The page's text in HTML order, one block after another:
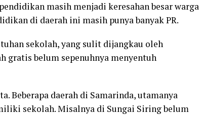
masih menjadi keresahan besar warga
di daerah ini masih punya banyak PR.
sekolah, yang sulit dijangkau oleh
gratis belum sepenuhnya menyentuh
Beberapa daerah di Samarinda, utamanya
sekolah. Misalnya di Sungai Siring belum